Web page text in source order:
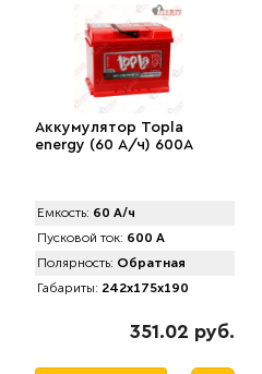
Аккумулятор Topla
energy (60 А/ч) 600А
Емкость: 60 А/ч
Пусковой ток: 600 А
Полярность: Обратная
Габариты: 242x175x190
351.02 руб.